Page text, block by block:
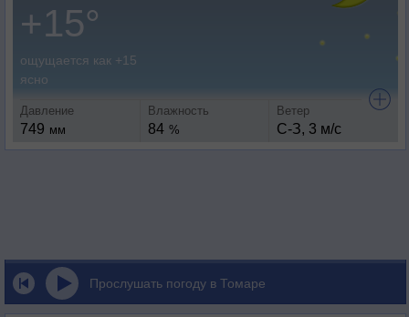
+15°
ощущается как +15
ясно
Давление
749 мм
Влажность
84 %
Ветер
С-З, 3 м/с
Прослушать погоду в Томаре